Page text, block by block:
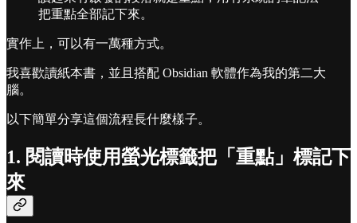
把重點全部記下來。
實作上，可以有一萬種方式。
我喜歡讀紙本書，並且搭配 Obsidian 軟體作為我的第二大
腦。
以下簡單分享這個流程長什麼樣子。
1. 閱讀時使用螢光標籤把「重點」標記下
來